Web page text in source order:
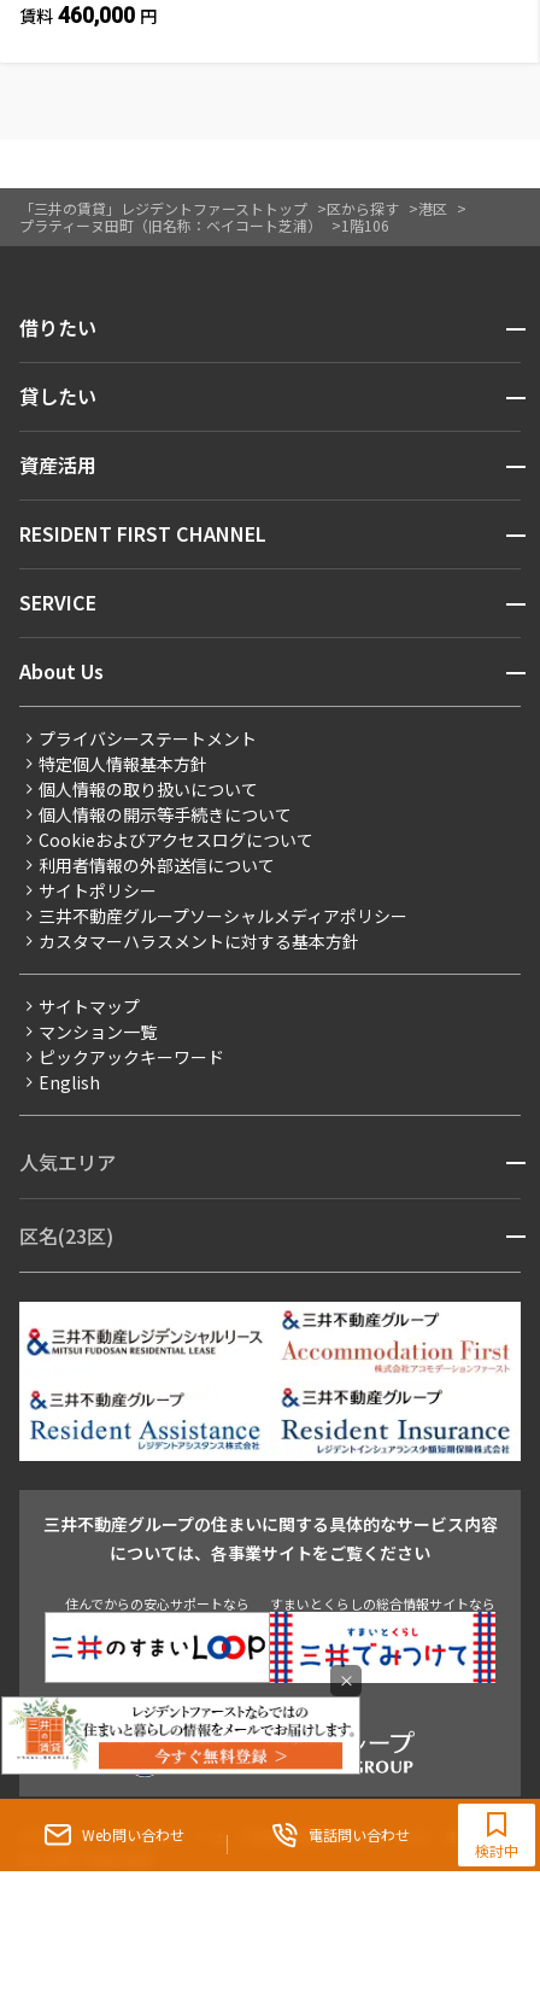
Web問い合わせ 電話問い合わせ
0120-321-983
9:30~18:00（水曜定休）
検討中
「三井の賃貸」レジデントファーストトップ 区から探す
港区
プラティーヌ田町（旧名称：ベイコート芝浦）
1階106
賃料 460,000 円
借りたい 開閉
人気エリアから探す
新着情報から探す
新着募集情報
こだわりから探す
こだわり一覧
プレミアムマンション
新築
当社限定（港区・渋谷区）
当社限定（港区・渋谷区以外）
三井不動産企画
賃料改定
フリーレント
ペット可
ブランドマンション
貸したい 開閉
お問い合わせ
資産活用 開閉
お問い合わせ
RESIDENT FIRST CHANNEL 開閉
マンションレポート
住まいのコラム
SERVICE 開閉
会員ページ
ご入居・提携サービス
お部屋探しからご契約まで
よくあるご質問
社宅紹介
【仲介会社様向け】当社仲介事業部取り扱い物件入居申込
About Us 開閉
会社情報
事業案内
採用情報
ニュースリリース
お問い合わせ
プライバシーステートメント
特定個人情報基本方針
個人情報の取り扱いについて
個人情報の開示等手続きについて
Cookieおよびアクセスログについて
利用者情報の外部送信について
サイトポリシー
三井不動産グループソーシャルメディアポリシー
カスタマーハラスメントに対する基本方針
サイトマップ
マンション一覧
ピックアックキーワード
English
人気エリア 開閉
青山・表参道・原宿
市ヶ谷・神楽坂・飯田橋
三田・芝・浜松町
芝浦・汐留・品川
月島・勝どき・豊洲
本郷・春日・小石川
目白・高田馬場・早稲田
池尻大橋・三軒茶屋
祐天寺・学芸大学・自由が丘
駒沢・用賀・二子玉川
成城・砧
池袋・板橋・王子
青山 渋谷 東京・大手町 新宿 品川
目黒・中目黒
区名(23区) 開閉
江東区 台東区 墨田区
中野区
豊島区
杉並区 板橋区 練馬区 荒川区
足立区
葛飾区
江戸川区
三井不動産グループの住まいに関する具体的なサービス内容
については、各事業サイトをご覧ください
住んでからの安心サポートなら すまいとくらしの総合情報サイトなら
東京都知事（3）第96482号 （一社） 不動産流通経営協会会員 （公社） 首都圏不動
×